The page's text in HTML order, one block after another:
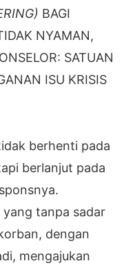
BAGI
NYAMAN,
SATUAN
ISU KRISIS
berhenti pada
berlanjut pada
tanpa sadar
dengan
mengajukan